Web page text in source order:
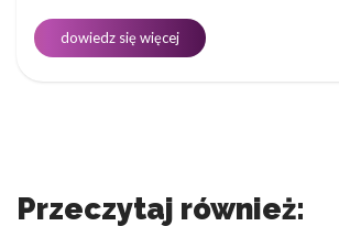
dowiedz się więcej
Przeczytaj również: